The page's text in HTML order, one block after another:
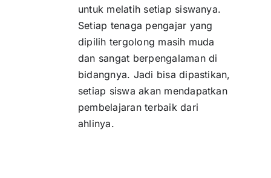
untuk melatih setiap siswanya.
Setiap tenaga pengajar yang
dipilih tergolong masih muda
dan sangat berpengalaman di
bidangnya. Jadi bisa dipastikan,
setiap siswa akan mendapatkan
pembelajaran terbaik dari
ahlinya.